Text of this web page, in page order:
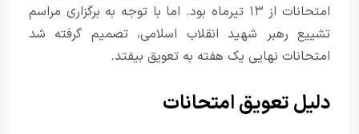
امتحانات از ۱۳ تیرماه بود. اما با توجه به برگزاری مراسم
تشییع رهبر شهید انقلاب اسلامی، تصمیم گرفته شد
امتحانات نهایی یک هفته به تعویق بیفتد.
دلیل تعویق امتحانات